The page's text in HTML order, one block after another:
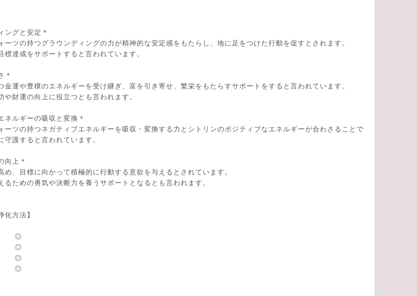
ングと安定＊
ーツの持つグラウンディングの力が精神的な安定感をもたらし、地に足をつけた行動を促すとされます。
標達成をサポートすると言われています。
＊
金運や豊穣のエネルギーを受け継ぎ、富を引き寄せ、繁栄をもたらすサポートをすると言われています。
や財運の向上に役立つとも言われます。
ネルギーの吸収と変換＊
ーツの持つネガティブエネルギーを吸収・変換する力とシトリンのポジティブなエネルギーが合わさることで
守護すると言われています。
向上＊
め、目標に向かって積極的に行動する意欲を与えるとされています。
るための勇気や決断力を養うサポートとなるとも言われます。
化方法】
◎
◎
◎
◎